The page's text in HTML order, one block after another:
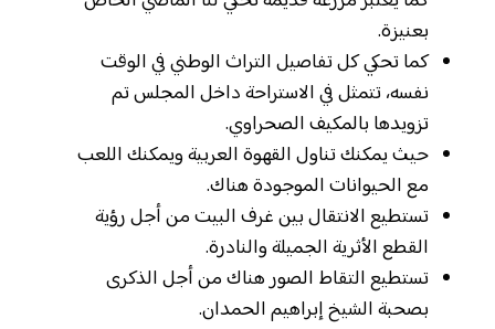
بعنيزة.
كما تحكي كل تفاصيل التراث الوطني في الوقت
نفسه، تتمثل في الاستراحة داخل المجلس تم
تزويدها بالمكيف الصحراوي.
حيث يمكنك تناول القهوة العربية ويمكنك اللعب
مع الحيوانات الموجودة هناك.
تستطيع الانتقال بين غرف البيت من أجل رؤية
القطع الأثرية الجميلة والنادرة.
تستطيع التقاط الصور هناك من أجل الذكرى
بصحبة الشيخ إبراهيم الحمدان.